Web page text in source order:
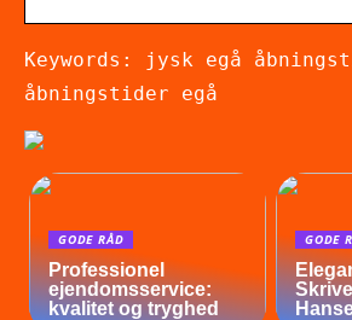
Keywords: jysk egå
åbningstider egå
GODE RÅD
Professionel
ejendomsservice:
kvalitet og tryghed
GODE